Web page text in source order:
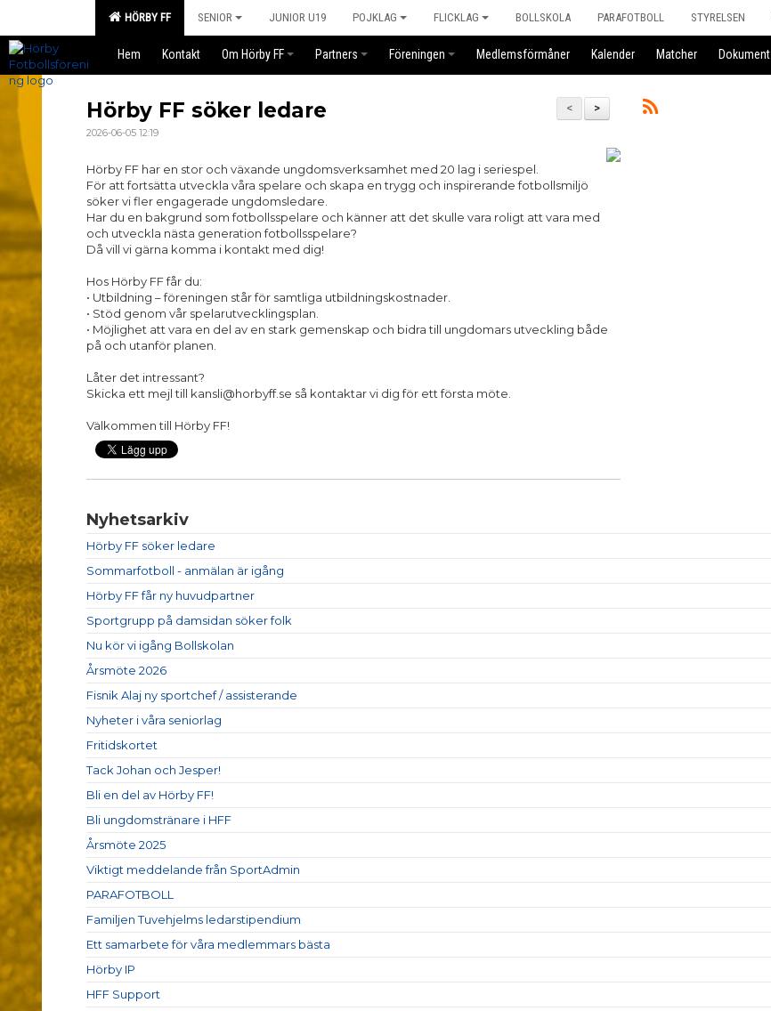
HÖRBY FF SENIOR JUNIOR U19 POJKLAG FLICKLAG BOLLSKOLA PARAFOTBOLL STYRELSEN
Hem Kontakt Om Hörby FF Partners Föreningen Medlemsförmåner Kalender Matcher Dokument
>
<
Hörby FF söker ledare
2026-06-05 12:19
Hörby FF har en stor och växande ungdomsverksamhet med 20 lag i seriespel.
För att fortsätta utveckla våra spelare och skapa en trygg och inspirerande fotbollsmiljö
söker vi fler engagerade ungdomsledare.
Har du en bakgrund som fotbollsspelare och känner att det skulle vara roligt att vara med
och utveckla nästa generation fotbollsspelare?
Då vill vi gärna komma i kontakt med dig!
Hos Hörby FF får du:
• Utbildning – föreningen står för samtliga utbildningskostnader.
• Stöd genom vår spelarutvecklingsplan.
• Möjlighet att vara en del av en stark gemenskap och bidra till ungdomars utveckling både
på och utanför planen.
Låter det intressant?
Skicka ett mejl till kansli@horbyff.se så kontaktar vi dig för ett första möte.
Välkommen till Hörby FF!
Nyhetsarkiv
Hörby FF söker ledare
Sommarfotboll - anmälan är igång
Hörby FF får ny huvudpartner
Sportgrupp på damsidan söker folk
Nu kör vi igång Bollskolan
Årsmöte 2026
Fisnik Alaj ny sportchef / assisterande
Nyheter i våra seniorlag
Fritidskortet
Tack Johan och Jesper!
Bli en del av Hörby FF!
Bli ungdomstränare i HFF
Årsmöte 2025
Viktigt meddelande från SportAdmin
PARAFOTBOLL
Familjen Tuvehjelms ledarstipendium
Ett samarbete för våra medlemmars bästa
Hörby IP
HFF Support